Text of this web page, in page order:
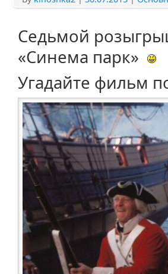
Седьмой
«Синема парк»
Угадайте фильм